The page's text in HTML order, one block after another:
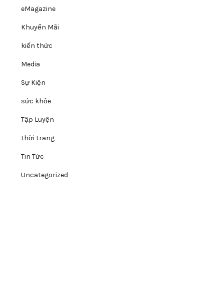
eMagazine
Khuyến Mãi
kiến thức
Media
Sự Kiện
sức khỏe
Tập Luyện
thời trang
Tin Tức
Uncategorized